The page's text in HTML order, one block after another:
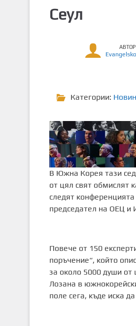
Сеул
АВТОР
Категории:
В Южна Корея тази
от цял ​​свят обмислят
следят
председател на ОЕЦ и
Повече от 150
поръчение“, който
за около 5000 души от
Лозана в
поле сега, къде иска